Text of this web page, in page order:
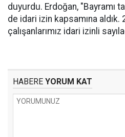
duyurdu. Erdoğan, "Bayramı
de idari izin kapsamına
çalışanlarımız idari izinli
HABERE YORUM KAT